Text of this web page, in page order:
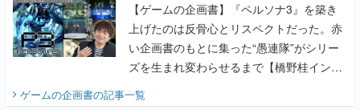
【ゲームの企画書】『ペルソナ3』を築き
上げたのは反骨心とリスペクトだった。赤
い企画書のもとに集った“愚連隊”がシリー
ズを生まれ変わらせるまで【橋野桂インタ
ビュー】
ゲームの企画書の記事一覧